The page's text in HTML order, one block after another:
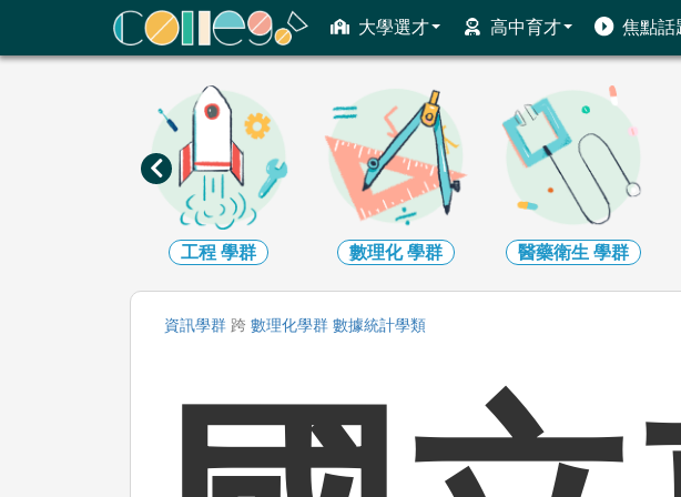
大學選才 高中育才 焦點話
ColleGo! 大學選才與高中育才輔助系統
工程 學群 數理化學群 醫藥衛生 學群
資訊學群 跨 數理化學群 數據統計學類